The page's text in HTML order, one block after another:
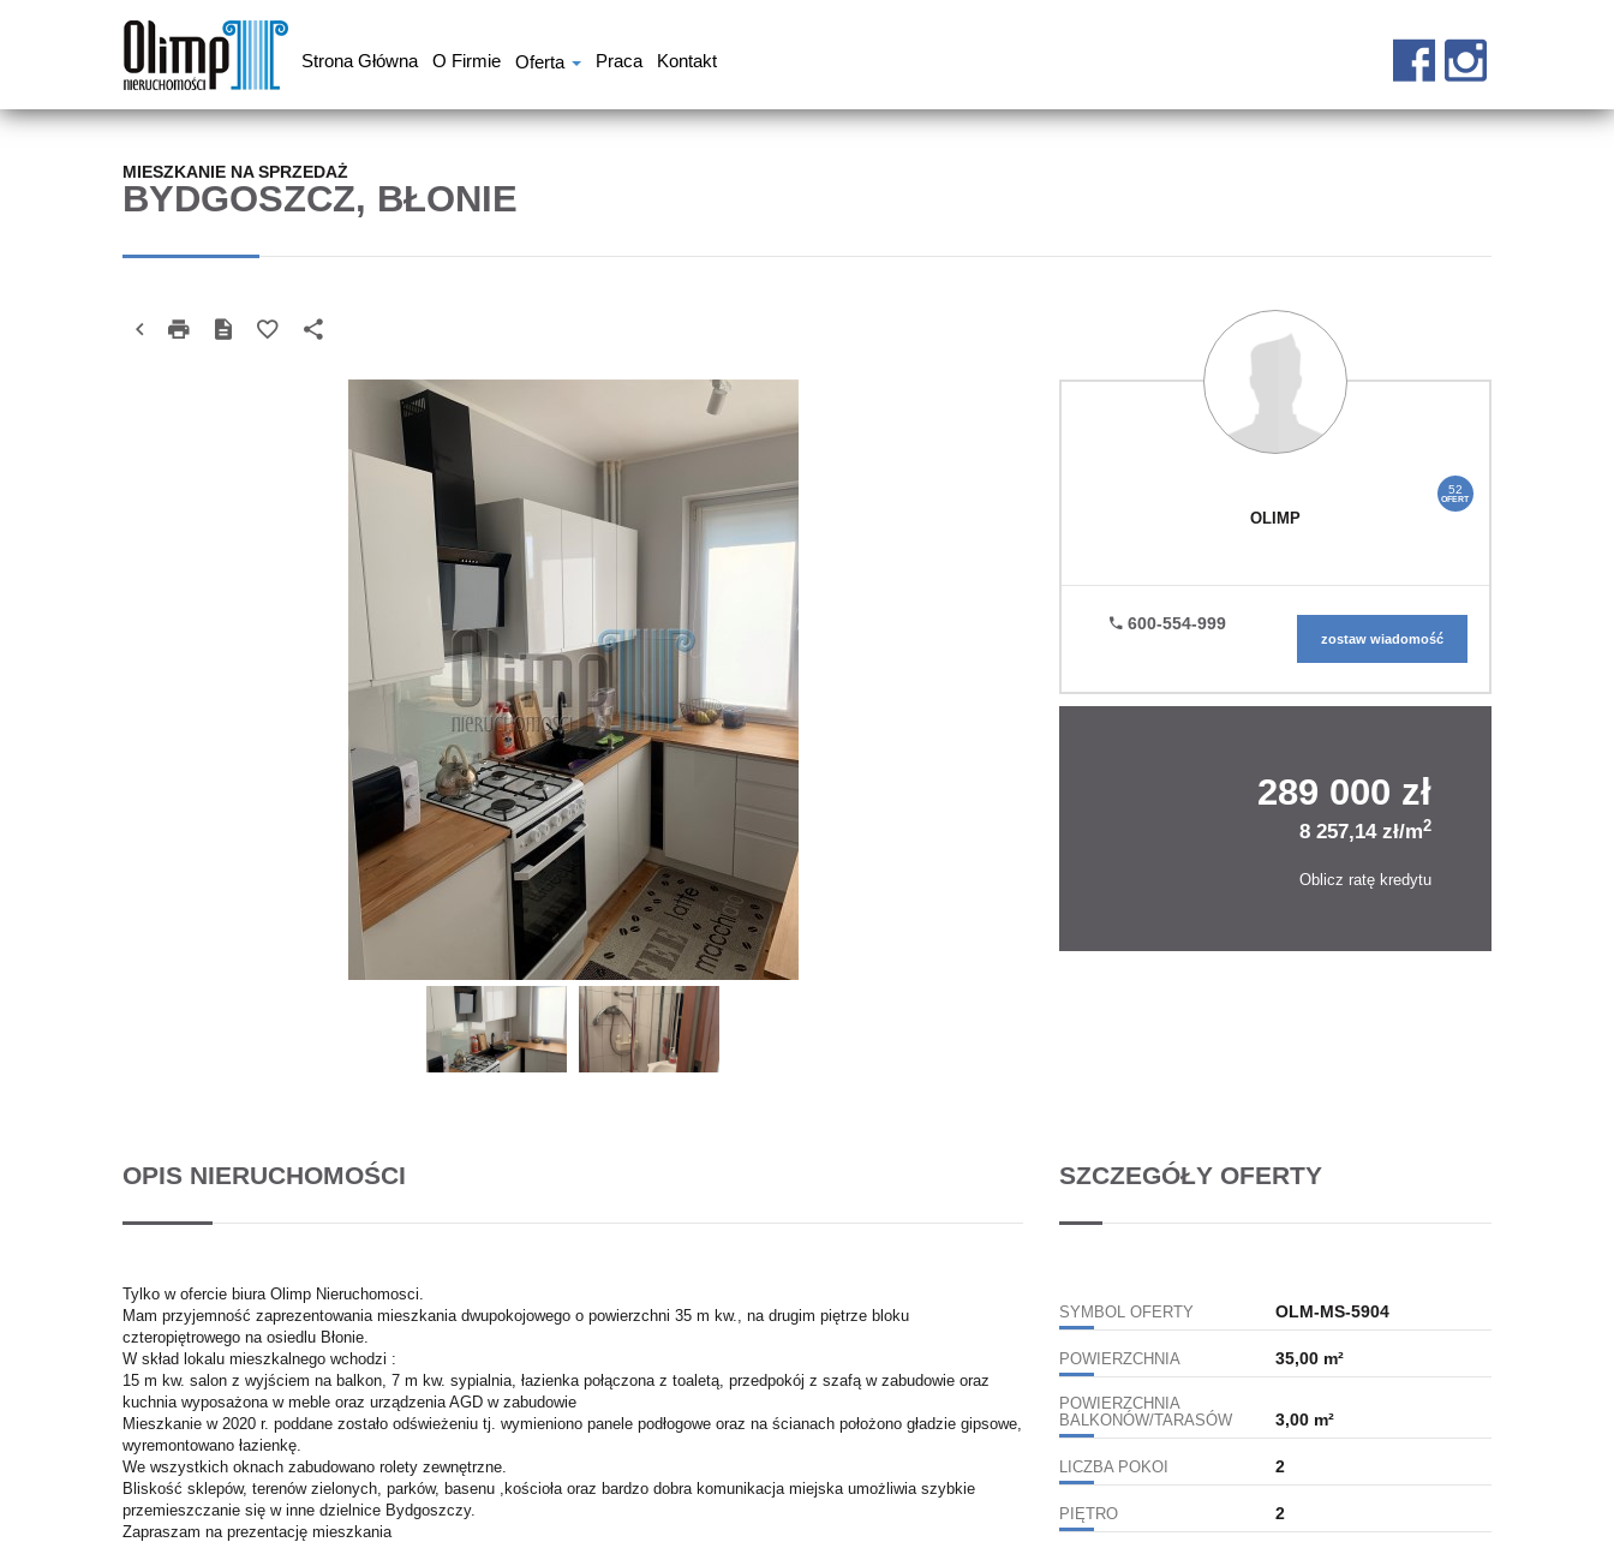
Strona Główna O Firmie Oferta Praca Kontakt
BYDGOSZCZ, BŁONIE
MIESZKANIE NA SPRZEDAŻ
52
OFERT
OLIMP
600-554-999
zostaw wiadomość
289 000 zł
8 257,14 zł/m2
Oblicz ratę kredytu
OPIS NIERUCHOMOŚCI
Tylko w ofercie biura Olimp Nieruchomosci.
Mam przyjemność zaprezentowania mieszkania dwupokojowego o powierzchni 35 m kw., na drugim piętrze bloku
czteropiętrowego na osiedlu Błonie.
W skład lokalu mieszkalnego wchodzi :
15 m kw. salon z wyjściem na balkon, 7 m kw. sypialnia, łazienka połączona z toaletą, przedpokój z szafą w zabudowie oraz
kuchnia wyposażona w meble oraz urządzenia AGD w zabudowie
Mieszkanie w 2020 r. poddane zostało odświeżeniu tj. wymieniono panele podłogowe oraz na ścianach położono gładzie gipsowe,
wyremontowano łazienkę.
We wszystkich oknach zabudowano rolety zewnętrzne.
Bliskość sklepów, terenów zielonych, parków, basenu ,kościoła oraz bardzo dobra komunikacja miejska umożliwia szybkie
przemieszczanie się w inne dzielnice Bydgoszczy.
Zapraszam na prezentację mieszkania
SZCZEGÓŁY OFERTY
SYMBOL OFERTY OLM-MS-5904
POWIERZCHNIA 35,00 m²
POWIERZCHNIA
BALKONÓW/TARASÓW
3,00 m²
LICZBA POKOI 2
PIĘTRO 2